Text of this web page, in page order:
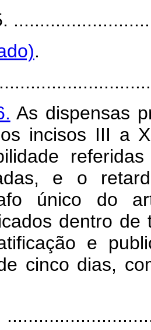
.
As dispensas
incisos III a
e o
único do
dentro
e
cinco dias,